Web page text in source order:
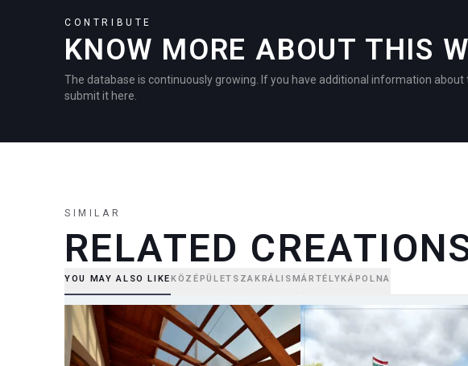
CONTRIBUTE
KNOW MORE ABOUT THIS
The database is continuously growing. If you have additional information about
submit it here.
SIMILAR
RELATED
YOU MAY ALSO LIKEKÖZÉPÜLET SZAKRÁLISMÁRTÉLYKÁPOLNA